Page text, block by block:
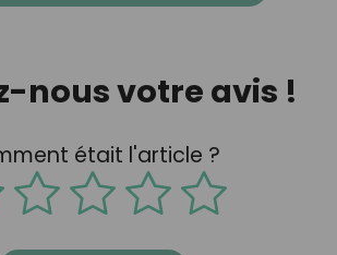
nous votre avis !
était l'article ?